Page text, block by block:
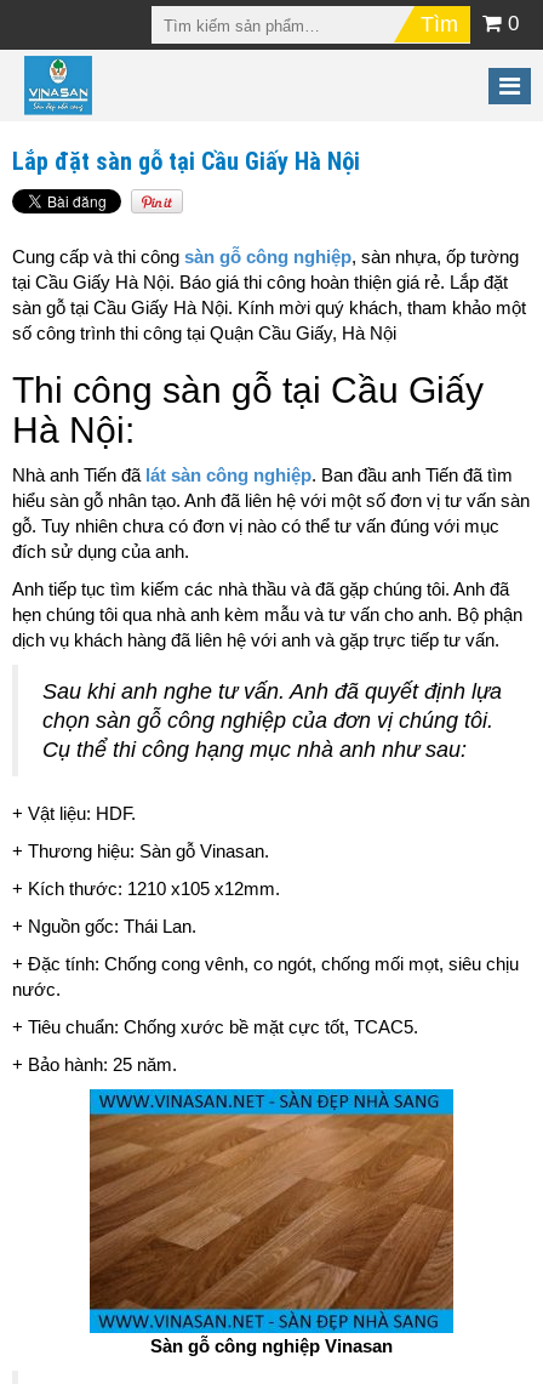
0
Lắp đặt sàn gỗ tại Cầu Giấy Hà Nội
Cung cấp và thi công sàn gỗ công nghiệp, sàn nhựa, ốp tường
tại Cầu Giấy Hà Nội. Báo giá thi công hoàn thiện giá rẻ. Lắp đặt
sàn gỗ tại Cầu Giấy Hà Nội. Kính mời quý khách, tham khảo một
số công trình thi công tại Quận Cầu Giấy, Hà Nội
Thi công sàn gỗ tại Cầu Giấy
Hà Nội:
Nhà anh Tiến đã lát sàn công nghiệp. Ban đầu anh Tiến đã tìm
hiểu sàn gỗ nhân tạo. Anh đã liên hệ với một số đơn vị tư vấn sàn
gỗ. Tuy nhiên chưa có đơn vị nào có thể tư vấn đúng với mục
đích sử dụng của anh.
Anh tiếp tục tìm kiếm các nhà thầu và đã gặp chúng tôi. Anh đã
hẹn chúng tôi qua nhà anh kèm mẫu và tư vấn cho anh. Bộ phận
dịch vụ khách hàng đã liên hệ với anh và gặp trực tiếp tư vấn.
Sau khi anh nghe tư vấn. Anh đã quyết định lựa
chọn sàn gỗ công nghiệp của đơn vị chúng tôi.
Cụ thể thi công hạng mục nhà anh như sau:
+ Vật liệu: HDF.
+ Thương hiệu: Sàn gỗ Vinasan.
+ Kích thước: 1210 x105 x12mm.
+ Nguồn gốc: Thái Lan.
+ Đặc tính: Chống cong vênh, co ngót, chống mối mọt, siêu chịu
nước.
+ Tiêu chuẩn: Chống xước bề mặt cực tốt, TCAC5.
+ Bảo hành: 25 năm.
Sàn gỗ công nghiệp Vinasan